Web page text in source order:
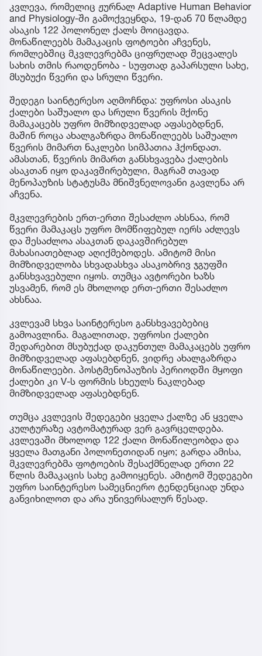
კვლევა, რომელიც ჟურნალ Adaptive Human Behavior
and Physiology-ში გამოქვეყნდა, 19-დან 70 წლამდე
ასაკის 122 პოლონელ ქალს მოიცავდა.
მონაწილეებს მამაკაცის ფოტოები აჩვენეს,
რომლებშიც მკვლევრებმა ციფრულად შეცვალეს
სახის თმის რაოდენობა - სუფთად გაპარსული სახე,
მსუბუქი წვერი და სრული წვერი.
შედეგი საინტერესო აღმოჩნდა: უფროსი ასაკის
ქალები საშუალო და სრული წვერის მქონე
მამაკაცებს უფრო მიმზიდველად აფასებდნენ,
მაშინ როცა ახალგაზრდა მონაწილეებს საშუალო
წვერის მიმართ ნაკლები სიმპათია ჰქონდათ.
ამასთან, წვერის მიმართ განსხვავება ქალების
ასაკთან იყო დაკავშირებული, მაგრამ თავად
მენოპაუზის სტატუსმა მნიშვნელოვანი გავლენა არ
აჩვენა.
მკვლევრების ერთ-ერთი შესაძლო ახსნაა, რომ
წვერი მამაკაცს უფრო მომწიფებულ იერს აძლევს
და შესაძლოა ასაკთან დაკავშირებულ
მახასიათებლად აღიქმებოდეს. ამიტომ მისი
მიმზიდველობა სხვადასხვა ასაკობრივ ჯგუფში
განსხვავებული იყოს. თუმცა ავტორები ხაზს
უსვამენ, რომ ეს მხოლოდ ერთ-ერთი შესაძლო
ახსნაა.
კვლევამ სხვა საინტერესო განსხვავებებიც
გამოავლინა. მაგალითად, უფროსი ქალები
შედარებით მსუბუქად დაკუნთულ მამაკაცებს უფრო
მიმზიდველად აფასებდნენ, ვიდრე ახალგაზრდა
მონაწილეები. პოსტმენოპაუზის პერიოდში მყოფი
ქალები კი V-ს ფორმის სხეულს ნაკლებად
მიმზიდველად აფასებდნენ.
თუმცა კვლევის შედეგები ყველა ქალზე ან ყველა
კულტურაზე ავტომატურად ვერ გავრცელდება.
კვლევაში მხოლოდ 122 ქალი მონაწილეობდა და
ყველა მათგანი პოლონეთიდან იყო; გარდა ამისა,
მკვლევრებმა ფოტოების შესაქმნელად ერთი 22
წლის მამაკაცის სახე გამოიყენეს. ამიტომ შედეგები
უფრო საინტერესო სამეცნიერო ტენდენციად უნდა
განვიხილოთ და არა უნივერსალურ წესად.